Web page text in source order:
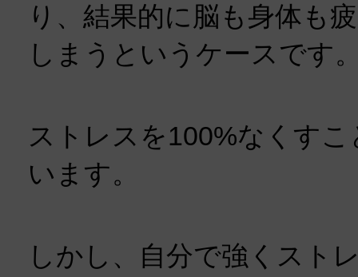
り、結果的に脳も身体も
しまうというケースです
ストレスを100%なくす
います。
しかし、自分で強くスト